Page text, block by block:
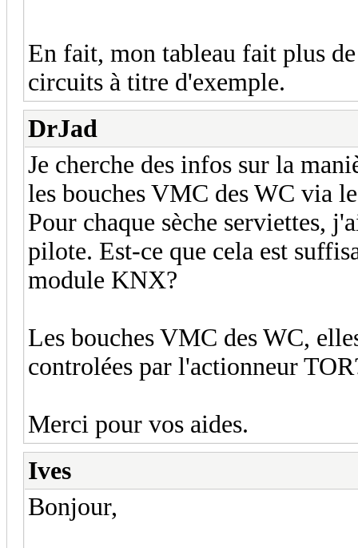
En fait, mon tableau fait plus
circuits à titre d'exemple.
DrJad
Je cherche des infos sur la
les bouches VMC des WC via
Pour chaque sèche serviettes,
pilote. Est-ce que cela est
module KNX?
Les bouches VMC des WC,
controlées par l'actionneur
Merci pour vos aides.
Ives
Bonjour,